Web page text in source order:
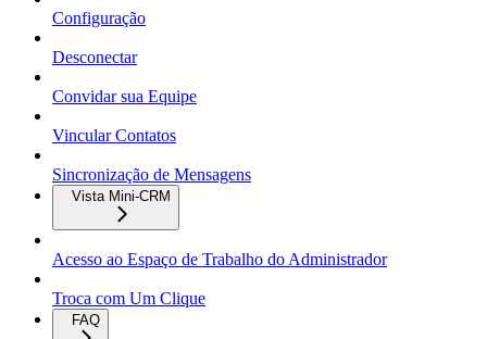
Configuração
Desconectar
Convidar sua Equipe
Vincular Contatos
Sincronização de Mensagens
Vista Mini-CRM
Acesso ao Espaço de Trabalho do Administrador
Troca com Um Clique
FAQ